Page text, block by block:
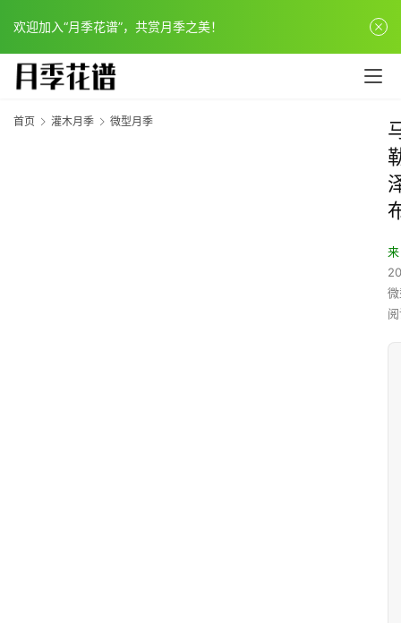
欢迎加入“月季花谱”，共赏月季之美！
首页 灌木月季 微型月季